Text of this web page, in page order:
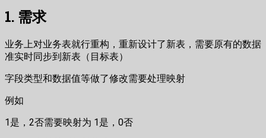
1. 需求
业务上对业务表就行重构，重新设计了新表，需要原有的数据
准实时同步到新表（目标表）
字段类型和数据值等做了修改需要处理映射
例如
1是，2否需要映射为 1是，0否